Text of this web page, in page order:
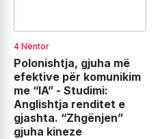
4 Nëntor
Polonishtja, gjuha më
efektive për komunikim
me “IA” - Studimi:
Anglishtja renditet e
gjashta. “Zhgënjen”
gjuha kineze